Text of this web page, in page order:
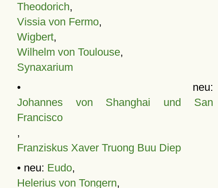
Theodorich,
Vissia von Fermo,
Wigbert,
Wilhelm von Toulouse,
Synaxarium
• neu:
Johannes von Shanghai und San
Francisco
,
Franziskus Xaver Truong Buu Diep
• neu: Eudo,
Helerius von Tongern,